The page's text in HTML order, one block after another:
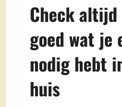
Check altijd
goed wat je
nodig hebt
huis